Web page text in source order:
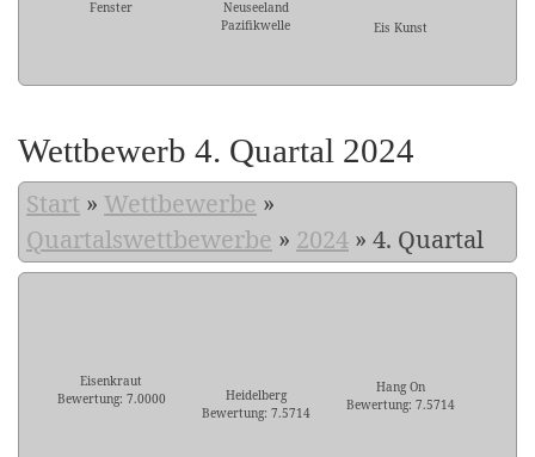
Fenster
Neuseeland
Pazifikwelle
Eis Kunst
Wettbewerb 4. Quartal 2024
Start » Wettbewerbe »
Quartalswettbewerbe » 2024 » 4. Quartal
Eisenkraut
Bewertung: 7.0000
Heidelberg
Bewertung: 7.5714
Hang On
Bewertung: 7.5714